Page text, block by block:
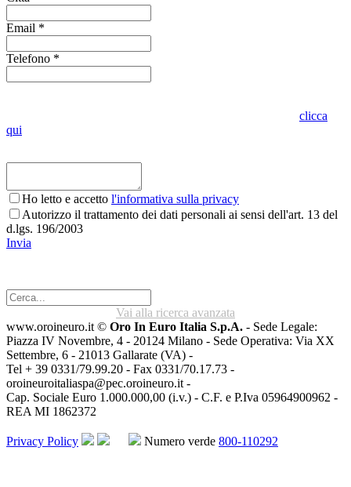
Email *
Telefono *
clicca
qui
Ho letto e accetto l'informativa sulla privacy
Autorizzo il trattamento dei dati personali ai sensi dell'art. 13 del
d.lgs. 196/2003
Invia
Vai alla ricerca avanzata
www.oroineuro.it © Oro In Euro Italia S.p.A. - Sede Legale:
Piazza IV Novembre, 4 - 20124 Milano - Sede Operativa: Via XX
Settembre, 6 - 21013 Gallarate (VA) -
Tel + 39 0331/79.99.20 - Fax 0331/70.17.73 -
oroineuroitaliaspa@pec.oroineuro.it -
Cap. Sociale Euro 1.000.000,00 (i.v.) - C.F. e P.Iva 05964900962 -
REA MI 1862372
Privacy Policy Numero verde 800-110292